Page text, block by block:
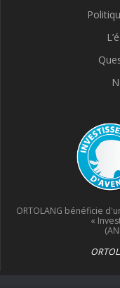
ORTOLANG bénéficie
«